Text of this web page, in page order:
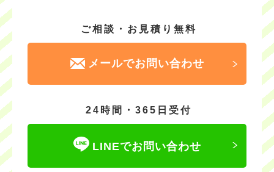
ご相談・お見積り無料
メールでお問い合わせ
24時間・365日受付
LINEでお問い合わせ